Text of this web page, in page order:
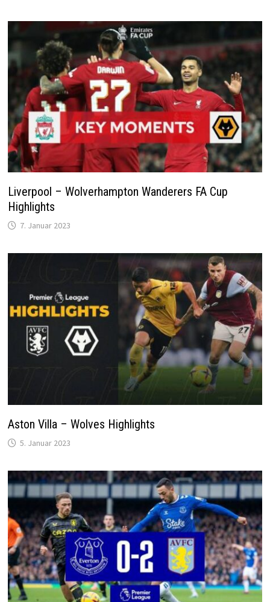
Liverpool – Wolverhampton Wanderers FA Cup
Highlights
7. Januar 2023
Aston Villa – Wolves Highlights
5. Januar 2023